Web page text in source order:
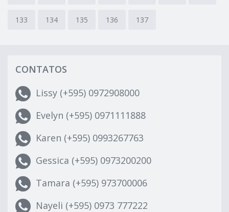
133 134 135 136 137
CONTATOS
Lissy (+595) 0972908000
Evelyn (+595) 0971111888
Karen (+595) 0993267763
Gessica (+595) 0973200200
Tamara (+595) 973700006
Nayeli (+595) 0973 777222